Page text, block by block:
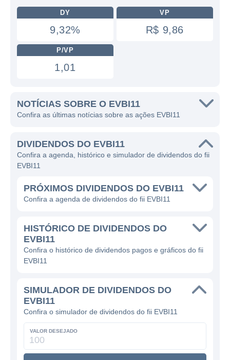
DY
9,32%
VP
R$ 9,86
P/VP
1,01
NOTÍCIAS SOBRE O EVBI11
Confira as últimas notícias sobre as ações EVBI11
DIVIDENDOS DO EVBI11
Confira a agenda, histórico e simulador de dividendos do fii
EVBI11
PRÓXIMOS DIVIDENDOS DO EVBI11
Confira a agenda de dividendos do fii EVBI11
HISTÓRICO DE DIVIDENDOS DO
EVBI11
Confira o histórico de dividendos pagos e gráficos do fii
EVBI11
SIMULADOR DE DIVIDENDOS DO
EVBI11
Confira o simulador de dividendos do fii EVBI11
VALOR DESEJADO